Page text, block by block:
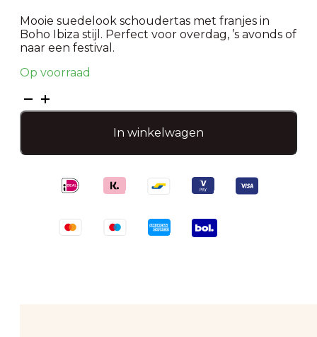
Mooie suedelook schoudertas met franjes in
Boho Ibiza stijl. Perfect voor overdag, ’s avonds of
naar een festival.
Op voorraad
Cowboy
schoudertas-
In winkelwagen